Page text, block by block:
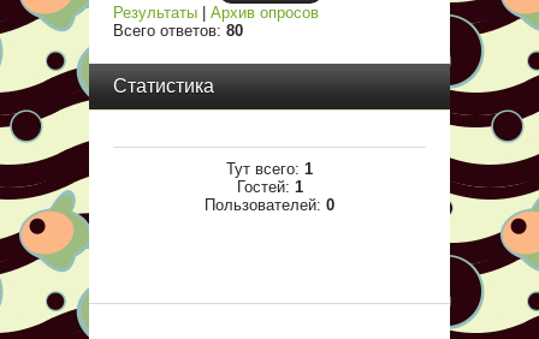
Результаты | Архив опросов
Всего ответов: 80
Статистика
Тут всего: 1
Гостей: 1
Пользователей: 0